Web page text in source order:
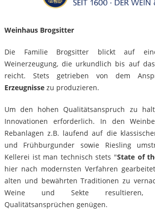
Weinhaus Brogsitter
Die Familie Brogsitter blickt auf
Weinerzeugung, die urkundlich bis auf
reicht. Stets getrieben von dem
Erzeugnissezu produzieren.
Um den hohen Qualitätsanspruch zu
Innovationen erforderlich. In den
Rebanlagen z.B. laufend auf die
und Frühburgunder sowie Riesling
Kellerei ist man technisch stets "State of
hier nach modernsten Verfahren
alten und bewährten Traditionen zu
Weine und Sekte resultieren,
Qualitätsansprüchen genügen.